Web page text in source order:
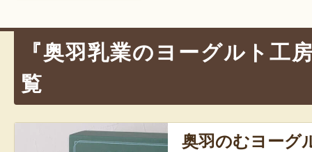
『奥羽乳業のヨーグルト工
覧
奥羽のむヨーグ